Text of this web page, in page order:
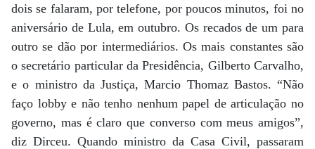
dois se falaram, por telefone, por poucos minutos, foi no
aniversário de Lula, em outubro. Os recados de um para
outro se dão por intermediários. Os mais constantes são
o secretário particular da Presidência, Gilberto Carvalho,
e o ministro da Justiça, Marcio Thomaz Bastos. “Não
faço lobby e não tenho nenhum papel de articulação no
governo, mas é claro que converso com meus amigos”,
diz Dirceu. Quando ministro da Casa Civil, passaram